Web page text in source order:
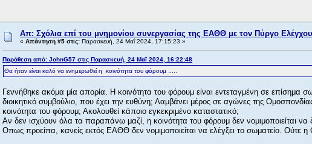
Απ: Σχόλια επί του μνημονίου συνεργασίας της ΕΑΘΘ με τον Πύργο
« Απάντηση #5 στις: Παρασκευή, 24 Μαΐ 2024, 17:15:23 »
Παράθεση από: JohnG57 στις Παρασκευή, 24 Μαΐ 2024, 16:22:48
Θα ήταν είναι καλό να ενημερωθεί η κοινότητα του φόρουμ .....
Γεννήθηκε ακόμα μία απορία. Η κοινότητα του φόρουμ είναι εντεταγμένη σε επίσημα
διοικητικό συμβούλιο, που έχει την ευθύνη; Λαμβάνει μέρος σε αγώνες της
κοινότητα του φόρουμ; Ακολουθεί κάποιο εγκεκριμένο καταστατικό;
Αν δεν ισχύουν όλα τα παραπάνω μαζί, η κοινότητα του φόρουμ δεν νομιμοποιείται
Οπως προείπα, κανείς εκτός ΕΑΘΘ δεν νομιμοποιείται να ελέγξει το σωματείο. Ούτε η